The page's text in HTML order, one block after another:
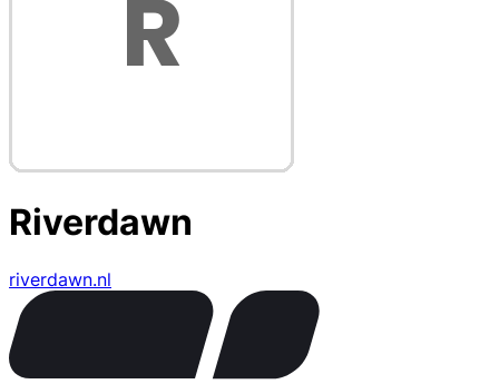
Riverdawn
riverdawn.nl